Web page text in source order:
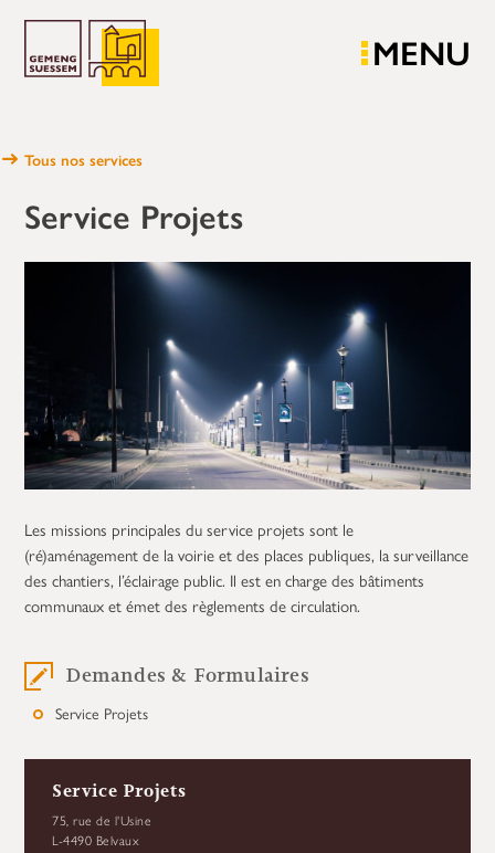
MENU
Tous nos services
Service Projets
Les missions principales du service projets sont le
(ré)aménagement de la voirie et des places publiques, la surveillance
des chantiers, l’éclairage public. Il est en charge des bâtiments
communaux et émet des règlements de circulation.
Demandes & Formulaires
Service Projets
Service Projets
75, rue de l'Usine
L-4490 Belvaux